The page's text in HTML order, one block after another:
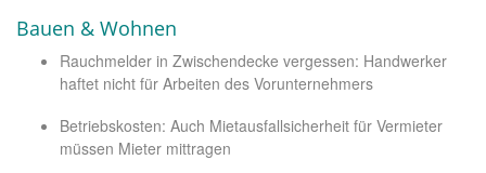
Bauen & Wohnen
Rauchmelder in Zwischendecke vergessen: Handwerker
haftet nicht für Arbeiten des Vorunternehmers
Betriebskosten: Auch Mietausfallsicherheit für Vermieter
müssen Mieter mittragen